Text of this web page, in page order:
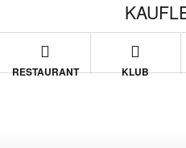
RESTAURANT KLUB